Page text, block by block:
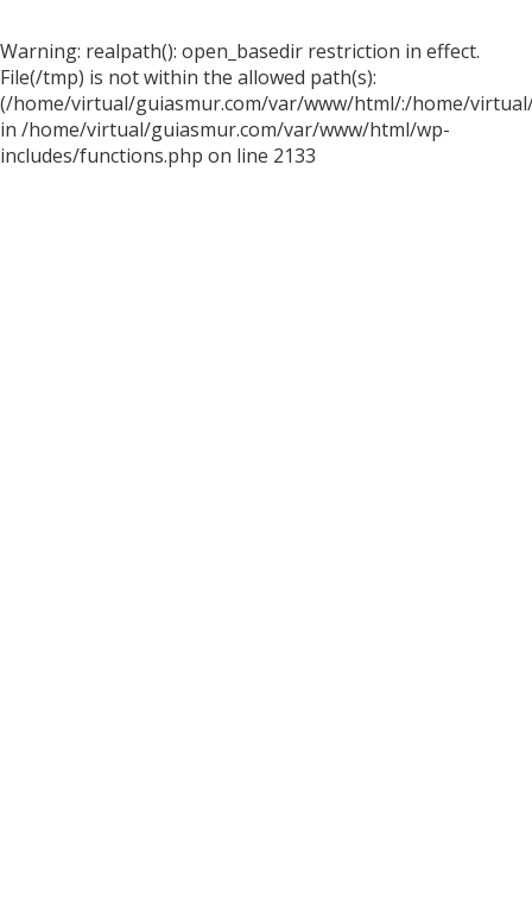
Warning: realpath(): open_basedir restriction in effect.
File(/tmp) is not within the allowed path(s):
(/home/virtual/guiasmur.com/var/www/html/:/home/
in /home/virtual/guiasmur.com/var/www/html/wp-
includes/functions.php on line 2133